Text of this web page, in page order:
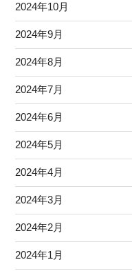
2024年10月
2024年9月
2024年8月
2024年7月
2024年6月
2024年5月
2024年4月
2024年3月
2024年2月
2024年1月